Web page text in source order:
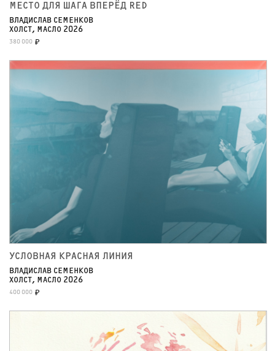
МЕСТО ДЛЯ ШАГА ВПЕРЁД RED
ВЛАДИСЛАВ СЕМЕНКОВ
ХОЛСТ, МАСЛО 2026
380 000 ₽
УСЛОВНАЯ КРАСНАЯ ЛИНИЯ
ВЛАДИСЛАВ СЕМЕНКОВ
ХОЛСТ, МАСЛО 2026
400 000 ₽